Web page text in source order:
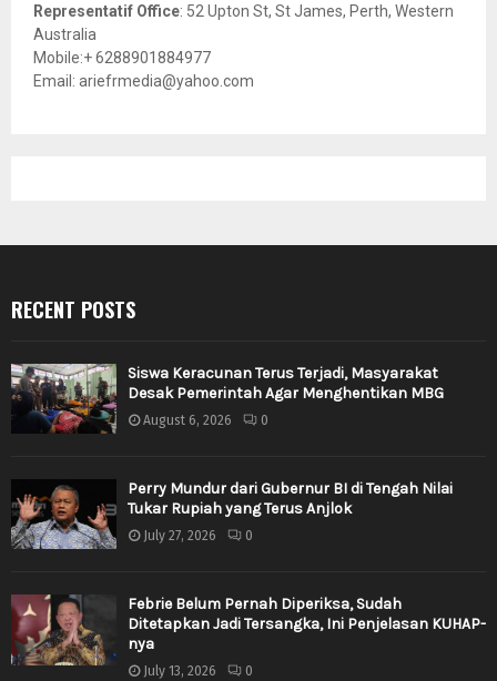
Representatif Office: 52 Upton St, St James, Perth, Western
Australia
Mobile:+ 6288901884977
Email: ariefrmedia@yahoo.com
RECENT POSTS
Siswa Keracunan Terus Terjadi, Masyarakat
Desak Pemerintah Agar Menghentikan MBG
August 6, 2026 0
Perry Mundur dari Gubernur BI di Tengah Nilai
Tukar Rupiah yang Terus Anjlok
July 27, 2026 0
Febrie Belum Pernah Diperiksa, Sudah
Ditetapkan Jadi Tersangka, Ini Penjelasan KUHAP-
nya
July 13, 2026 0